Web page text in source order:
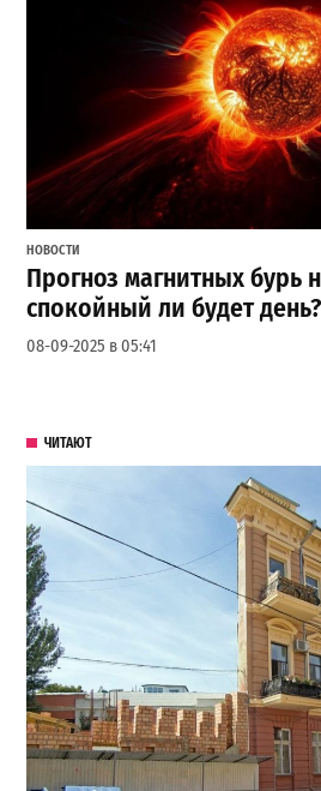
НОВОСТИ
Прогноз магнитных бурь
спокойный ли будет день?
08-09-2025 в 05:41
ЧИТАЮТ